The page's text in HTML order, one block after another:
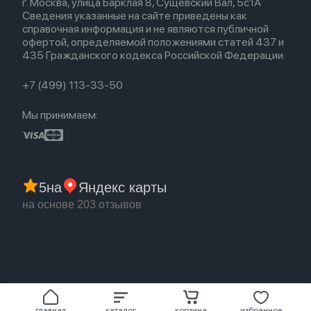
Airpods (1-е)
Для Apple Watch
Политика конфиденциальности
Оплата и доставка
Партнерская программа
Гарантия
Обмен и возврат
Trade-in
Новые поступления
Популярное
Акции
Сведения указанные на сайте приведены как
справочная информация и не являются публичной
офертой, определяемой положениями статей 437 и
435 Гражданского кодекса Российской Федерации.
+7 (499) 113-33-50
Мы принимаем:
5на Яндекс карты
на основе 203 отзывов